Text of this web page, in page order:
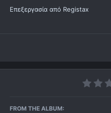
Επεξεργασία από Registax
FROM THE ALBUM: